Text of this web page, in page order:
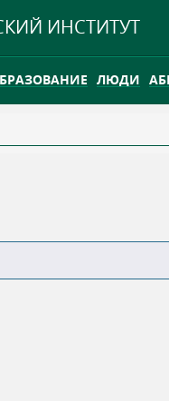
ИНСТИТУТ
ЛЮДИ